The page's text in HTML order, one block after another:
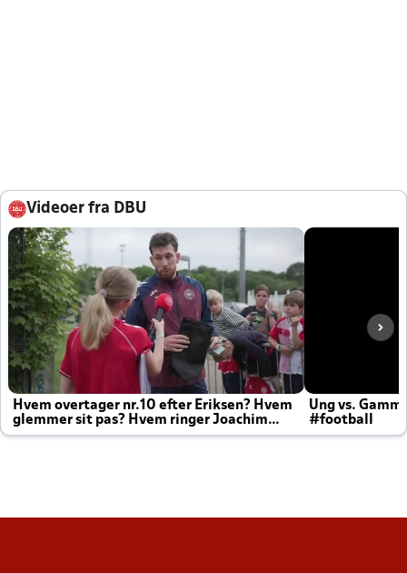
Videoer fra DBU
Hvem overtager nr.10 efter Eriksen? Hvem
glemmer sit pas? Hvem ringer Joachim
altid til efter kampe?
Ung vs.
#football